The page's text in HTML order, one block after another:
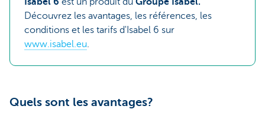
Découvrez les avantages, les références, les
conditions et les tarifs d'Isabel 6 sur
www.isabel.eu.
Quels sont les avantages?